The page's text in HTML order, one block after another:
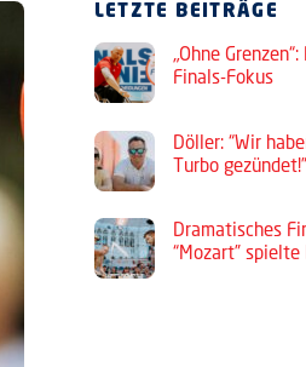
LETZTE BEITRÄGE
„Ohne
Finals-Fokus
Döller: “Wir
Turbo gezündet!”
Dramatisches
“Mozart”